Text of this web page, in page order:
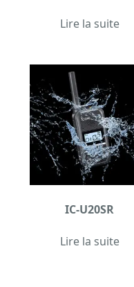
Lire la suite
IC-U20SR
Lire la suite